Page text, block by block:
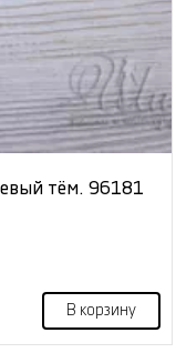
тём. 96181
В корзину